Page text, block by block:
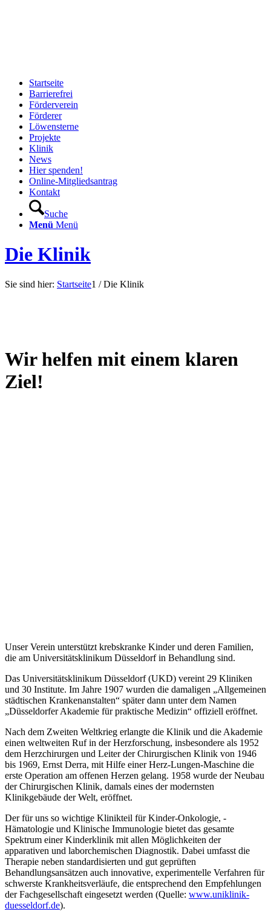
Startseite
Barrierefrei
Förderverein
Förderer
Löwensterne
Projekte
Klinik
News
Hier spenden!
Online-Mitgliedsantrag
Kontakt
Suche
Menü Menü
Die Klinik
Sie sind hier: Startseite1 / Die Klinik
Wir helfen mit einem klaren
Ziel!
Unser Verein unterstützt krebskranke Kinder und deren Familien,
die am Universitätsklinikum Düsseldorf in Behandlung sind.
Das Universitätsklinikum Düsseldorf (UKD) vereint 29 Kliniken
und 30 Institute. Im Jahre 1907 wurden die damaligen „Allgemeinen
städtischen Krankenanstalten“ später dann unter dem Namen
„Düsseldorfer Akademie für praktische Medizin“ offiziell eröffnet.
Nach dem Zweiten Weltkrieg erlangte die Klinik und die Akademie
einen weltweiten Ruf in der Herzforschung, insbesondere als 1952
dem Herzchirurgen und Leiter der Chirurgischen Klinik von 1946
bis 1969, Ernst Derra, mit Hilfe einer Herz-Lungen-Maschine die
erste Operation am offenen Herzen gelang. 1958 wurde der Neubau
der Chirurgischen Klinik, damals eines der modernsten
Klinikgebäude der Welt, eröffnet.
Der für uns so wichtige Klinikteil für Kinder-Onkologie, -
Hämatologie und Klinische Immunologie bietet das gesamte
Spektrum einer Kinderklinik mit allen Möglichkeiten der
apparativen und laborchemischen Diagnostik. Dabei umfasst die
Therapie neben standardisierten und gut geprüften
Behandlungsansätzen auch innovative, experimentelle Verfahren für
schwerste Krankheitsverläufe, die entsprechend den Empfehlungen
der Fachgesellschaft eingesetzt werden (Quelle: www.uniklinik-
duesseldorf.de).